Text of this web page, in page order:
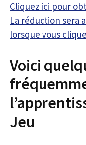
Cliquez ici pour
La réduction sera
lorsque vous
Voici
Jeu